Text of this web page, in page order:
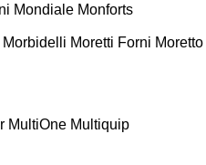
Mondiale Monforts
Morbidelli Moretti Forni Moretto
MultiOne Multiquip